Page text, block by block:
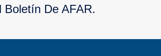
Boletín De AFAR.